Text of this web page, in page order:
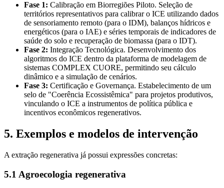
Fase 1: Calibração em Biorregiões Piloto. Seleção de
territórios representativos para calibrar o ICE utilizando dados
de sensoriamento remoto (para o IDM), balanços hídricos e
energéticos (para o IAE) e séries temporais de indicadores de
saúde do solo e recuperação de biomassa (para o IDT).
Fase 2: Integração Tecnológica. Desenvolvimento dos
algoritmos do ICE dentro da plataforma de modelagem de
sistemas COMPLEX CUORE, permitindo seu cálculo
dinâmico e a simulação de cenários.
Fase 3: Certificação e Governança. Estabelecimento de um
selo de "Coerência Ecossistêmica" para projetos produtivos,
vinculando o ICE a instrumentos de política pública e
incentivos econômicos regenerativos.
5. Exemplos e modelos de intervenção
A extração regenerativa já possui expressões concretas:
5.1 Agroecologia regenerativa